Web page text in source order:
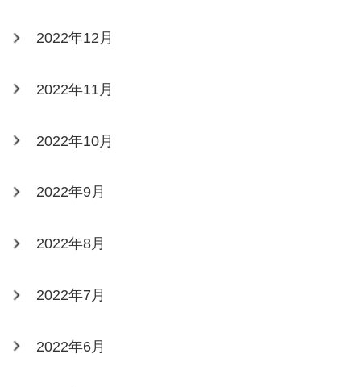
2022年12月
2022年11月
2022年10月
2022年9月
2022年8月
2022年7月
2022年6月